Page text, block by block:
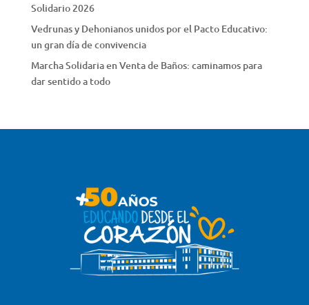
Solidario 2026
Vedrunas y Dehonianos unidos por el Pacto Educativo:
un gran día de convivencia
Marcha Solidaria en Venta de Baños: caminamos para
dar sentido a todo